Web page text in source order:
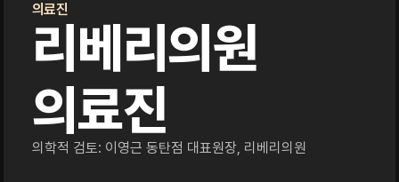
의료진
리베리의원
의료진
의학적 검토: 이영근 동탄점 대표원장, 리베리의원